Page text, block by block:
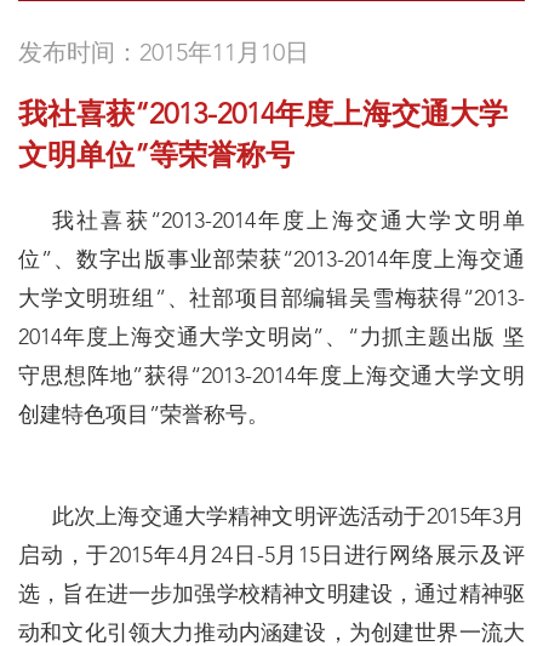
发布时间：2015年11月10日
我社喜获“2013-2014年度上海交通大学
文明单位”等荣誉称号
我社喜获“2013-2014年度上海交通大学文明单
位”、数字出版事业部荣获“2013-2014年度上海交通
大学文明班组”、社部项目部编辑吴雪梅获得“2013-
2014年度上海交通大学文明岗”、“力抓主题出版 坚
守思想阵地”获得“2013-2014年度上海交通大学文明
创建特色项目”荣誉称号。
此次上海交通大学精神文明评选活动于2015年3月
启动，于2015年4月24日-5月15日进行网络展示及评
选，旨在进一步加强学校精神文明建设，通过精神驱
动和文化引领大力推动内涵建设，为创建世界一流大